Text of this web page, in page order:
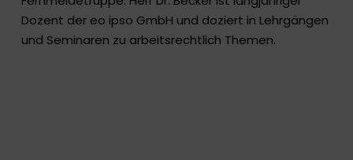
Dozent der eo ipso GmbH und doziert in Lehrgängen
und Seminaren zu arbeitsrechtlich Themen.